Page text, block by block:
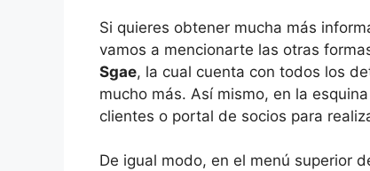
Si quieres obtener mucha más
vamos a mencionarte las otras
Sgae, la cual cuenta con todos los
mucho más. Así mismo, en la
clientes o portal de socios para
De igual modo, en el menú superior